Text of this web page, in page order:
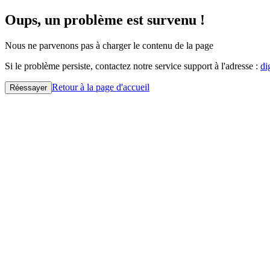
Oups, un problème est survenu !
Nous ne parvenons pas à charger le contenu de la page
Si le problème persiste, contactez notre service support à l'adresse :
Réessayer Retour à la page d'accueil